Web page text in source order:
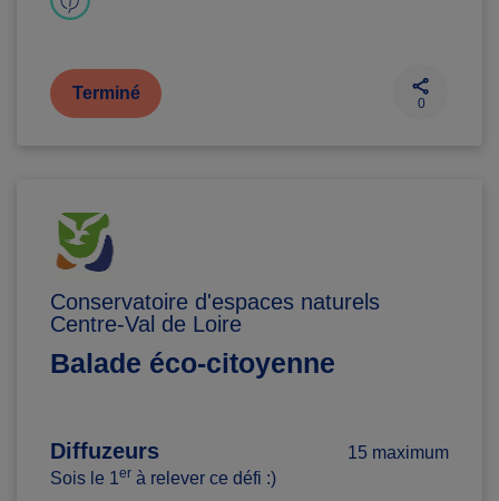
Terminé
0
Conservatoire d'espaces naturels
Centre-Val de Loire
Balade éco-citoyenne
Diffuzeurs
15 maximum
Sois le 1er à relever ce défi :)